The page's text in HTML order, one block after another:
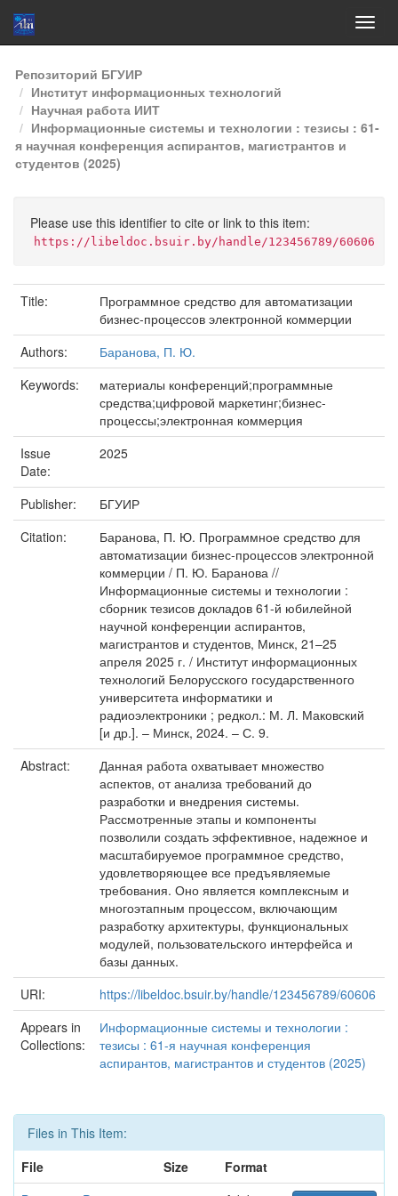
Skip
navigation
Репозиторий БГУИР
Институт информационных технологий
Научная работа ИИТ
Информационные системы и технологии : тезисы : 61-
я научная конференция аспирантов, магистрантов и
студентов (2025)
Please use this identifier to cite or link to this item:
https://libeldoc.bsuir.by/handle/123456789/60606
Title:
Программное средство для автоматизации
бизнес-процессов электронной коммерции
Authors:
Баранова, П. Ю.
Keywords:
материалы конференций;программные
средства;цифровой маркетинг;бизнес-
процессы;электронная коммерция
Issue
Date:
2025
Publisher:
БГУИР
Citation:
Баранова, П. Ю. Программное средство для
автоматизации бизнес-процессов электронной
коммерции / П. Ю. Баранова //
Информационные системы и технологии :
сборник тезисов докладов 61-й юбилейной
научной конференции аспирантов,
магистрантов и студентов, Минск, 21–25
апреля 2025 г. / Институт информационных
технологий Белорусского государственного
университета информатики и
радиоэлектроники ; редкол.: М. Л. Маковский
[и др.]. – Минск, 2024. – С. 9.
Abstract:
Данная работа охватывает множество
аспектов, от анализа требований до
разработки и внедрения системы.
Рассмотренные этапы и компоненты
позволили создать эффективное, надежное и
масштабируемое программное средство,
удовлетворяющее все предъявляемые
требования. Оно является комплексным и
многоэтапным процессом, включающим
разработку архитектуры, функциональных
модулей, пользовательского интерфейса и
базы данных.
URI:
https://libeldoc.bsuir.by/handle/123456789/60606
Appears in
Collections:
Информационные системы и технологии :
тезисы : 61-я научная конференция
аспирантов, магистрантов и студентов (2025)
Files in This Item:
File
Size
Format